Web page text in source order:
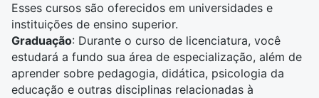
Esses cursos são oferecidos em universidades e
instituições de ensino superior.
Graduação: Durante o curso de licenciatura, você
estudará a fundo sua área de especialização, além de
aprender sobre pedagogia, didática, psicologia da
educação e outras disciplinas relacionadas à